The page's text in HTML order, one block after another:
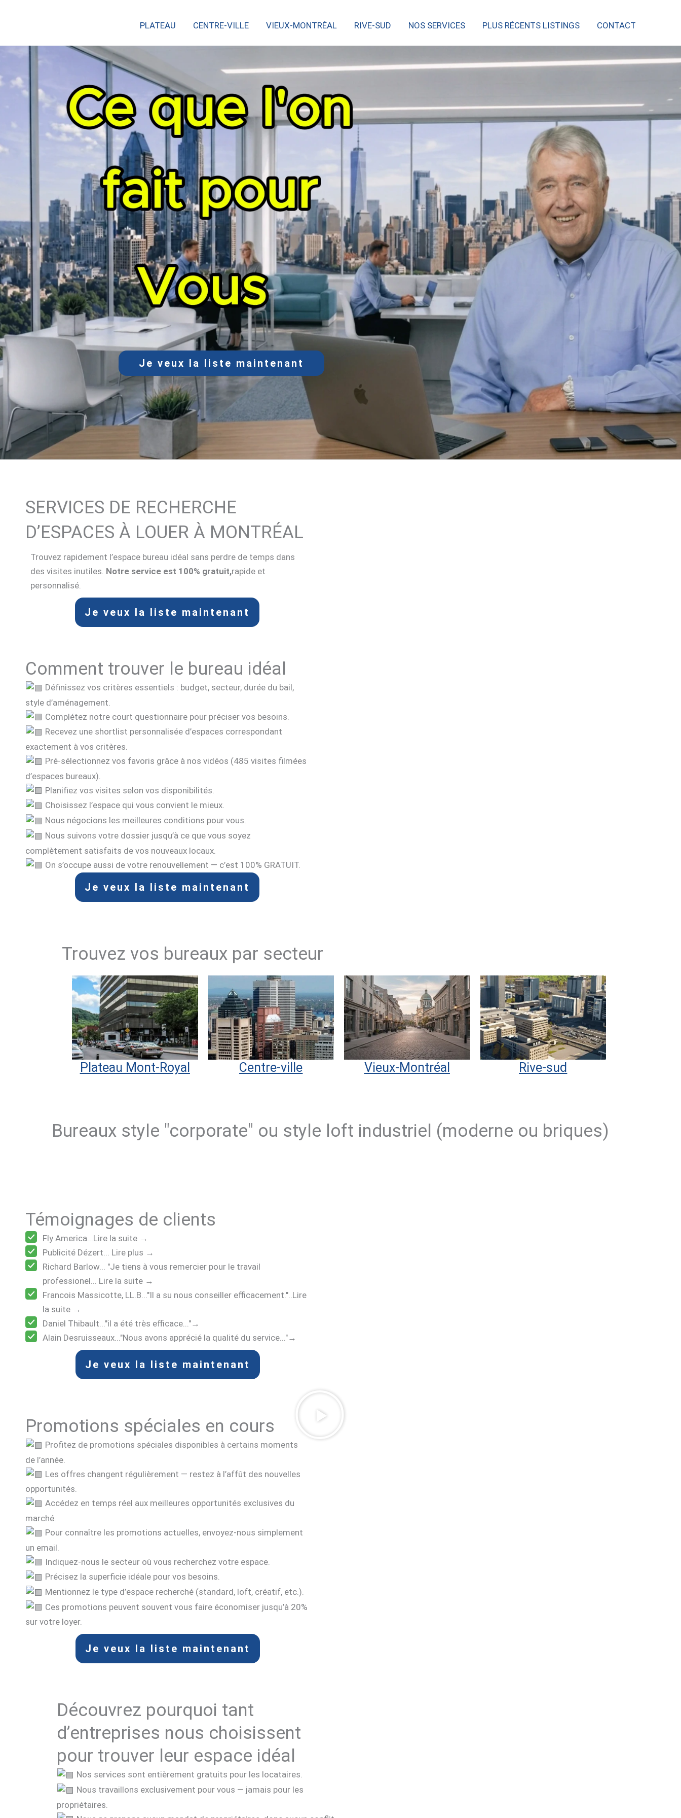
PLATEAU CENTRE-VILLE VIEUX-MONTRÉAL RIVE-SUD NOS SERVICES PLUS RÉCENTS LISTINGS CONTACT
Je veux la liste maintenant
SERVICES DE RECHERCHE
D’ESPACES À LOUER À MONTRÉAL
Trouvez rapidement l’espace bureau idéal sans perdre de temps dans
des visites inutiles. Notre service est 100% gratuit,rapide et
personnalisé.
Je veux la liste maintenant
Comment trouver le bureau idéal
Définissez vos critères essentiels : budget, secteur, durée du bail,
style d’aménagement.
Complétez notre court questionnaire pour préciser vos besoins.
Recevez une shortlist personnalisée d’espaces correspondant
exactement à vos critères.
Pré‑sélectionnez vos favoris grâce à nos vidéos (485 visites filmées
d’espaces bureaux).
Planifiez vos visites selon vos disponibilités.
Choisissez l’espace qui vous convient le mieux.
Nous négocions les meilleures conditions pour vous.
Nous suivons votre dossier jusqu’à ce que vous soyez
complètement satisfaits de vos nouveaux locaux.
On s’occupe aussi de votre renouvellement — c’est 100% GRATUIT.
Je veux la liste maintenant
Trouvez vos bureaux par secteur
Plateau Mont-Royal Centre-ville Vieux-Montréal Rive-sud
Bureaux style "corporate" ou style loft industriel (moderne ou briques)
Témoignages de clients
Fly America...Lire la suite →
Publicité Dézert... Lire plus →
Richard Barlow... "Je tiens à vous remercier pour le travail
professionel... Lire la suite →
Francois Massicotte, LL.B..."Il a su nous conseiller efficacement."..Lire
la suite →
Daniel Thibault..."il a été très efficace..."→
Alain Desruisseaux..."Nous avons apprécié la qualité du service..."→
Je veux la liste maintenant
Promotions spéciales en cours
Profitez de promotions spéciales disponibles à certains moments
de l’année.
Les offres changent régulièrement — restez à l’affût des nouvelles
opportunités.
Accédez en temps réel aux meilleures opportunités exclusives du
marché.
Pour connaître les promotions actuelles, envoyez-nous simplement
un email.
Indiquez-nous le secteur où vous recherchez votre espace.
Précisez la superficie idéale pour vos besoins.
Mentionnez le type d’espace recherché (standard, loft, créatif, etc.).
Ces promotions peuvent souvent vous faire économiser jusqu’à 20%
sur votre loyer.
Je veux la liste maintenant
Découvrez pourquoi tant
d’entreprises nous choisissent
pour trouver leur espace idéal
Nos services sont entièrement gratuits pour les locataires.
Nous travaillons exclusivement pour vous — jamais pour les
propriétaires.